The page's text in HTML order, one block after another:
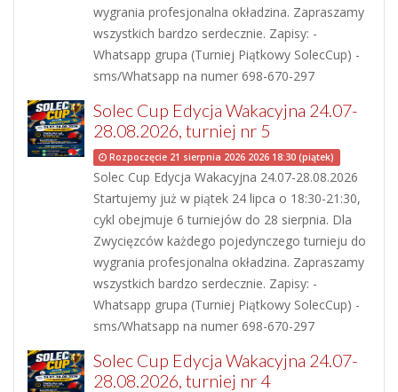
wygrania profesjonalna okładzina. Zapraszamy
wszystkich bardzo serdecznie. Zapisy: -
Whatsapp grupa (Turniej Piątkowy SolecCup) -
sms/Whatsapp na numer 698-670-297
Solec Cup Edycja Wakacyjna 24.07-
28.08.2026, turniej nr 5
Rozpoczęcie 21 sierpnia 2026 2026 18:30 (piątek)
Solec Cup Edycja Wakacyjna 24.07-28.08.2026
Startujemy już w piątek 24 lipca o 18:30-21:30,
cykl obejmuje 6 turniejów do 28 sierpnia. Dla
Zwycięzców każdego pojedynczego turnieju do
wygrania profesjonalna okładzina. Zapraszamy
wszystkich bardzo serdecznie. Zapisy: -
Whatsapp grupa (Turniej Piątkowy SolecCup) -
sms/Whatsapp na numer 698-670-297
Solec Cup Edycja Wakacyjna 24.07-
28.08.2026, turniej nr 4